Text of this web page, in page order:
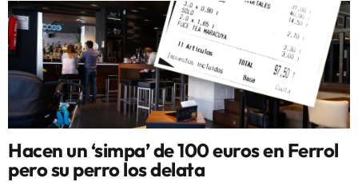
Hacen un ‘simpa’ de 100 euros en Ferrol
pero su perro los delata